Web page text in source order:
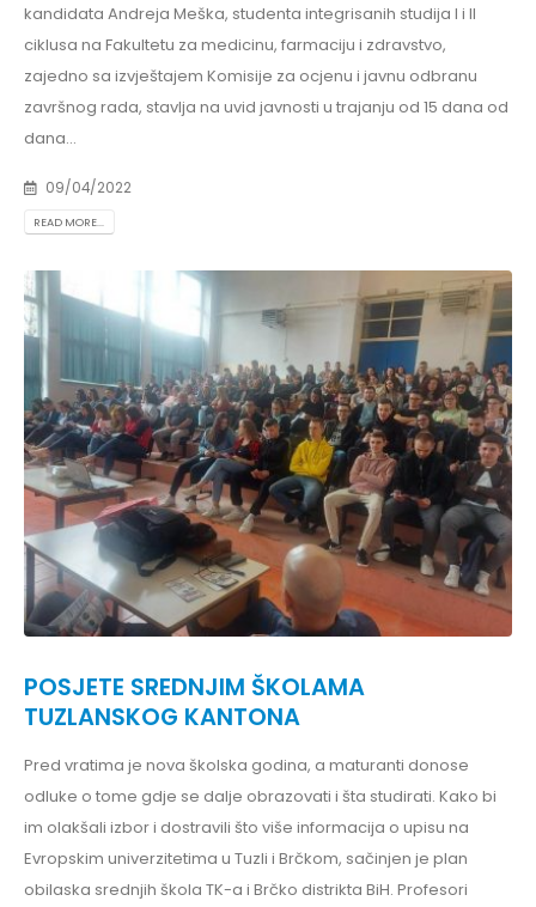
kandidata Andreja Meška, studenta integrisanih studija I i II
ciklusa na Fakultetu za medicinu, farmaciju i zdravstvo,
zajedno sa izvještajem Komisije za ocjenu i javnu odbranu
završnog rada, stavlja na uvid javnosti u trajanju od 15 dana od
dana...
09/04/2022
READ MORE...
POSJETE SREDNJIM ŠKOLAMA
TUZLANSKOG KANTONA
Pred vratima je nova školska godina, a maturanti donose
odluke o tome gdje se dalje obrazovati i šta studirati. Kako bi
im olakšali izbor i dostravili što više informacija o upisu na
Evropskim univerzitetima u Tuzli i Brčkom, sačinjen je plan
obilaska srednjih škola TK-a i Brčko distrikta BiH. Profesori